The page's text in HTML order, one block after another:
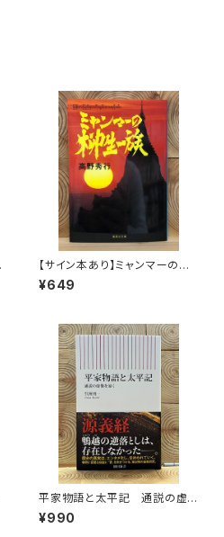
【サイン本あり】ミャンマーの柳
生一族
¥649
平家物語と太平記 通説の虚
像を暴く
¥990